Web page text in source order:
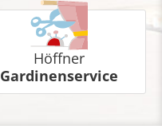
Höffner
Gardinenservice